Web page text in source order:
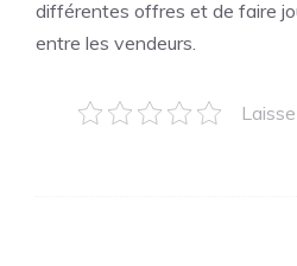
différentes offres et de faire
entre les vendeurs.